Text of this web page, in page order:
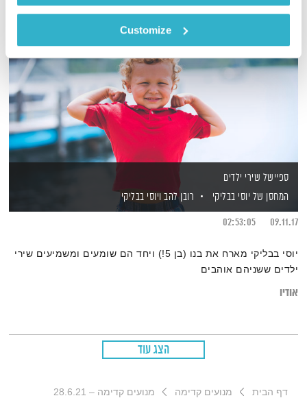
Customize
ספיישל שירי ילדים
המחסן של יוסי בבליקי
רובן להב ויוסי בבליקי
09.11.17
02:53:05
יוסי בבליקי מארח את בנו (בן 5!) ויחד הם שומעים ומשמיעים שירי
ילדים ששניהם אוהבים
אודיו
הצג עוד
דף הבית מנועים קדימה מנועים קדימה – 28.6.21